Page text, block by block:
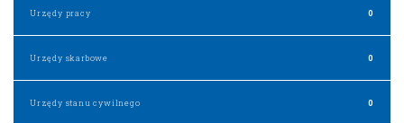
Urzędy pracy 0
Urzędy skarbowe 0
Urzędy stanu cywilnego 0